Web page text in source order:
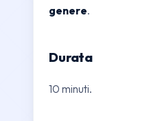
genere.
Durata
10 minuti.